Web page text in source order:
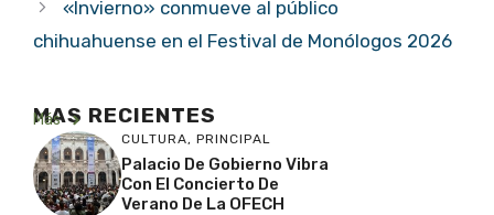
«Invierno» conmueve al público
chihuahuense en el Festival de Monólogos 2026
MAS RECIENTES
Más
CULTURA, PRINCIPAL
Palacio De Gobierno Vibra
Con El Concierto De
Verano De La OFECH